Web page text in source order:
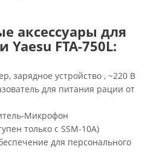
аксессуары для
FTA-750L:
зарядное устройство , ~220 В
для питания рации от
Микрофон
только с SSM-10A)
для персонального